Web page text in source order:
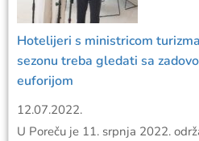
Hotelijeri s ministricom
sezonu treba gledati sa
euforijom
12.07.2022.
U Poreču je 11. srpnja 2022.